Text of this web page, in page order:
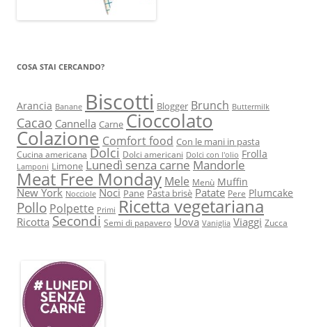
COSA STAI CERCANDO?
Arancia Banane Biscotti Blogger Brunch Buttermilk
Cacao Cannella Carne Cioccolato
Colazione Comfort food Con le mani in pasta
Cucina americana Dolci Dolci americani Dolci con l'olio Frolla
Lamponi Limone Lunedì senza carne Mandorle
Meat Free Monday Mele Menù Muffin
New York Nocciole Noci Pane Pasta brisè Patate Pere Plumcake
Pollo Polpette Primi Ricetta vegetariana
Ricotta Secondi Semi di papavero Uova Vaniglia Viaggi Zucca